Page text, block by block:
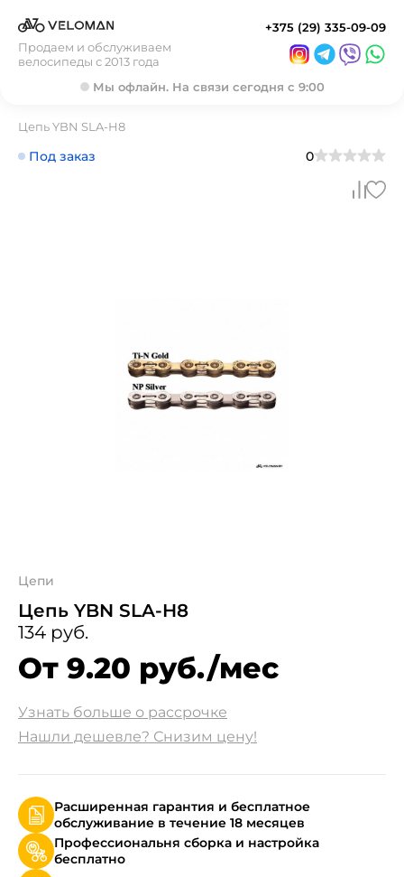
Продаем и обслуживаем
велосипеды с 2013 года
+375 (29) 335-09-09
Мы офлайн. На связи сегодня с 9:00
Цепь YBN SLA-H8
Под заказ 0
Цепи
Цепь YBN SLA-H8
134 руб.
От 9.20 руб./мес
Узнать больше о рассрочке
Нашли дешевле? Снизим цену!
Расширенная гарантия и бесплатное
обслуживание в течение 18 месяцев
Профессиональня сборка и настройка
бесплатно